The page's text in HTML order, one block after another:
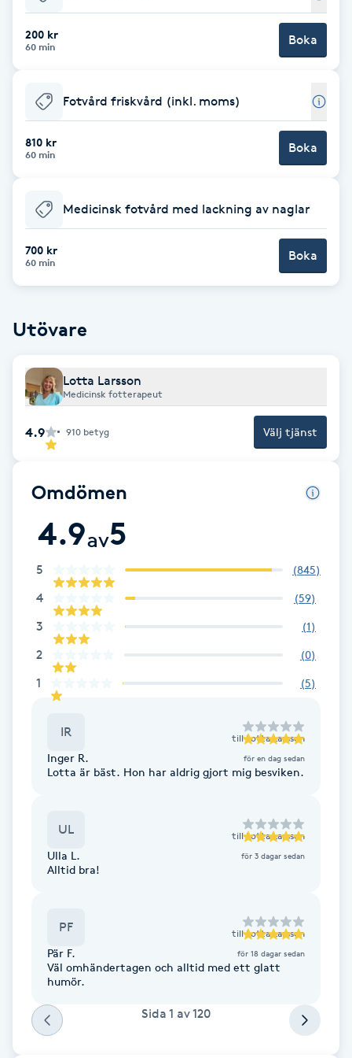
Babylights
Balayage
Barber
Barnklippning
BIAB
Bottenfärg
Brynformning
Brynfärgning
Brynplockning
Celluliter
Coachning
Color correction
Damklippning
Diamantslipning
Enzympeeling
Extensions
Extensions borttagning
Eyeliner-tatuering
200 kr
60 min Boka
Fotvård friskvård (inkl. moms)
810 kr
60 min Boka
Medicinsk fotvård med lackning av naglar
700 kr
60 min Boka
Utövare
Lotta Larsson
Medicinsk fotterapeut
4.9 910 betyg Välj tjänst
Omdömen
4.9av5
5 (845)
4 (59)
3 (1)
2 (0)
1 (5)
IR till Lotta Larsson
Inger R. för en dag sedan
Lotta är bäst. Hon har aldrig gjort mig besviken.
UL till Lotta Larsson
Ulla L. för 3 dagar sedan
Alltid bra!
PF till Lotta Larsson
Pär F. för 18 dagar sedan
Väl omhändertagen och alltid med ett glatt
humör.
Sida 1 av120